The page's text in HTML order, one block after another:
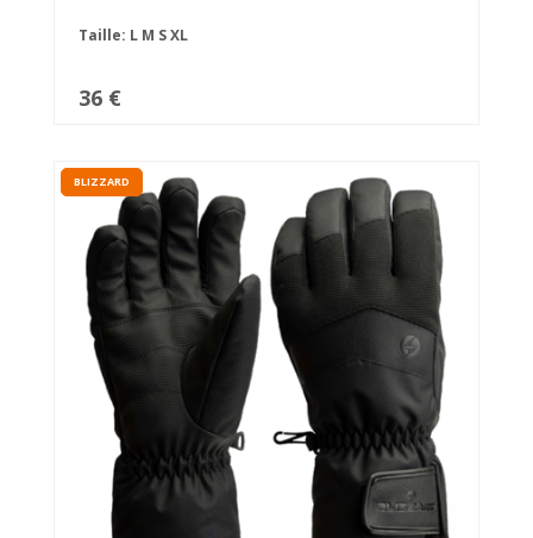
Taille: L M SXL
36 €
BLIZZARD